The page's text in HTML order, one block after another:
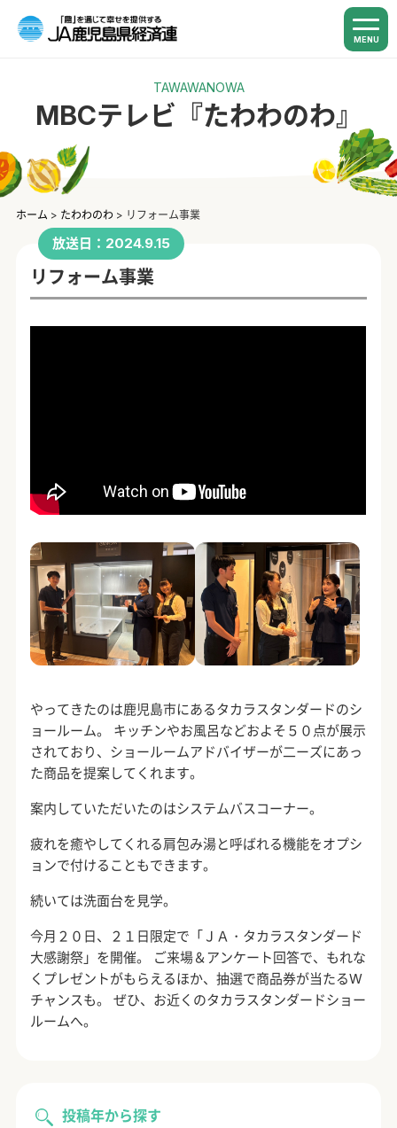
MENU
TAWAWANOWA
MBCテレビ『たわわのわ』
ホーム > たわわのわ > リフォーム事業
投稿年から探す
放送日：2024.9.15
リフォーム事業
やってきたのは鹿児島市にあるタカラスタンダードのシ
ョールーム。 キッチンやお風呂などおよそ５０点が展示
されており、ショールームアドバイザーが二ーズにあっ
た商品を提案してくれます。
案内していただいたのはシステムバスコーナー。
疲れを癒やしてくれる肩包み湯と呼ばれる機能をオプシ
ョンで付けることもできます。
続いては洗面台を見学。
今月２０日、２１日限定で「ＪＡ・タカラスタンダード
大感謝祭」を開催。 ご来場＆アンケート回答で、もれな
くプレゼントがもらえるほか、抽選で商品券が当たるW
チャンスも。 ぜひ、お近くのタカラスタンダードショー
ルームへ。